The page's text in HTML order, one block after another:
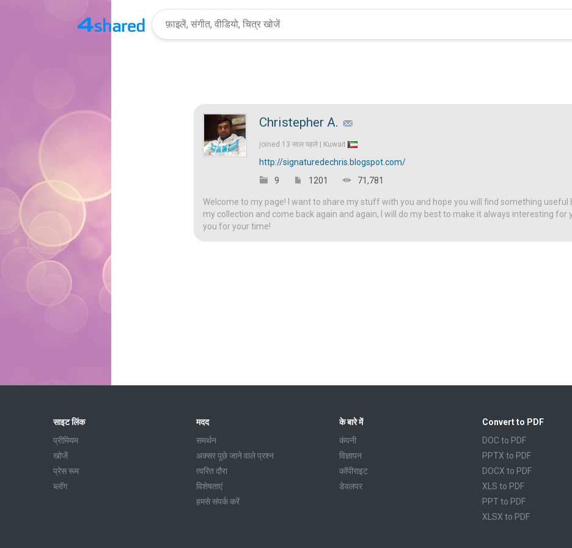
Christepher A.
joined 13 साल पहले | Kuwait
http://signaturedechris.blogspot.com/
9
1201 71,781
Welcome to my page! I want to share my stuff with you and hope you will find something useful
my collection and come back again and again, I will do my best to make it always interesting for
you for your time!
साइट लिंक
प्रीमियम
खोजें
प्रेस रूम
ब्लॉग
मदद
समर्थन
अक्सर पूछे जाने वाले प्रश्न
त्वरित दौरा
विशेषताएं
हमसे संपर्क करें
के बारे में
कंपनी
विज्ञापन
कॉपीराइट
डेवलपर
Convert to PDF
DOC to PDF
PPTX to PDF
DOCX to PDF
XLS to PDF
PPT to PDF
XLSX to PDF